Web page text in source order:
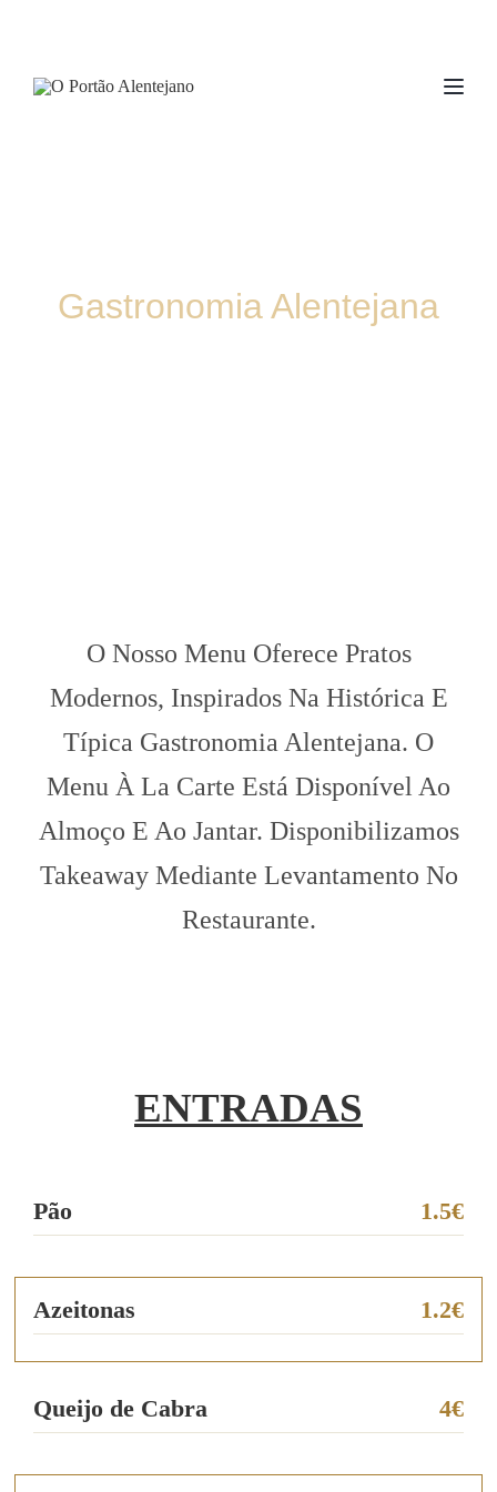
Gastronomia Alentejana
O Nosso Menu Oferece Pratos
Modernos, Inspirados Na Histórica E
Típica Gastronomia Alentejana. O
Menu À La Carte Está Disponível Ao
Almoço E Ao Jantar. Disponibilizamos
Takeaway Mediante Levantamento No
Restaurante.
ENTRADAS
Pão 1.5€
Azeitonas 1.2€
Queijo de Cabra 4€